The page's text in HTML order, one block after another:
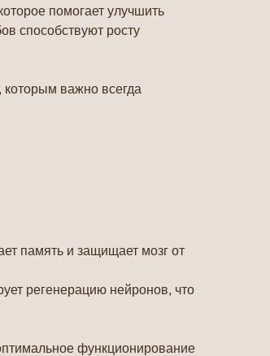
помогает улучшить
способствуют росту
важно всегда
память и защищает мозг от
регенерацию нейронов, что
функционирование